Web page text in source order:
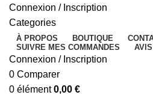
Connexion / Inscription
Categories
À PROPOS BOUTIQUE
SUIVRE MES COMMANDES
Connexion / Inscription
0 Comparer
0 élément 0,00 €